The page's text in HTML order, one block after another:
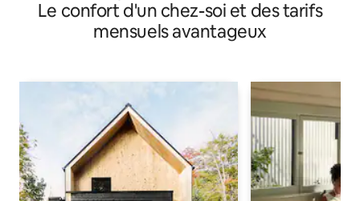
Le confort d'un chez-soi et des tarifs
mensuels avantageux